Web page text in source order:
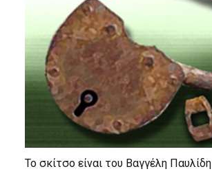
Το σκίτσο είναι του Βαγγέλη Παυλίδη